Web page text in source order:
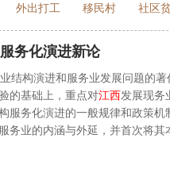
外出打工 移民村 社区
务化演进新论
结构演进和服务业发展问题的
的基础上，重点对江西发展现务
服务化演进的一般规律和政策
务业的内涵与外延，并首次将其